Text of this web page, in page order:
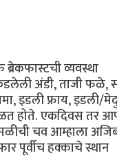
व्यवस्था
अंडी, ताजी फळे,
इडली फ्राय, इडली/
होते. एकदिवस तर
चव आम्हाला
पूर्वीच हक्काचे स्थान